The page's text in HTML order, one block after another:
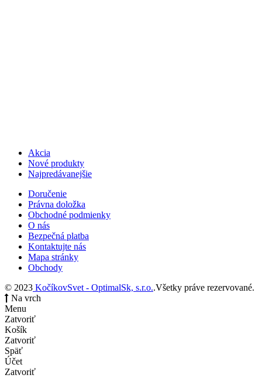
Akcia
Nové produkty
Najpredávanejšie
Doručenie
Právna doložka
Obchodné podmienky
O nás
Bezpečná platba
Kontaktujte nás
Mapa stránky
Obchody
© 2023 KočíkovSvet - OptimalSk, s.r.o..Všetky práve rezervované.
Na vrch
Menu
Zatvoriť
Košík
Zatvoriť
Späť
Účet
Zatvoriť